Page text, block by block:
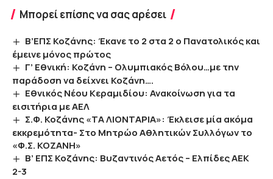
Μπορεί επίσης να σας αρέσει
Β’ΕΠΣ Κοζάνης: Έκανε το 2 στα 2 ο Πανατολικός και
έμεινε μόνος πρώτος
Γ’ Εθνική: Κοζάνη – Ολυμπιακός Βόλου…με την
παράδοση να δείχνει Κοζάνη….
Εθνικός Νέου Κεραμιδίου: Ανακοίνωση για τα
εισιτήρια με ΑΕΛ
Σ.Φ. Κοζάνης «ΤΑ ΛΙΟΝΤΑΡΙΑ»: Έκλεισε μία ακόμα
εκκρεμότητα- Στο Μητρώο Αθλητικών Συλλόγων το
«Φ.Σ. ΚΟΖΑΝΗ»
Β’ ΕΠΣ Κοζάνης: Βυζαντινός Αετός – Ελπίδες ΑΕΚ
2-3